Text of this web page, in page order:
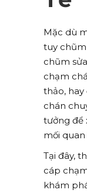
Mặc dù
tuy
chũm
chạm
thảo,
chán
tưởng để
mối quan
Tại đây,
cáp
khám